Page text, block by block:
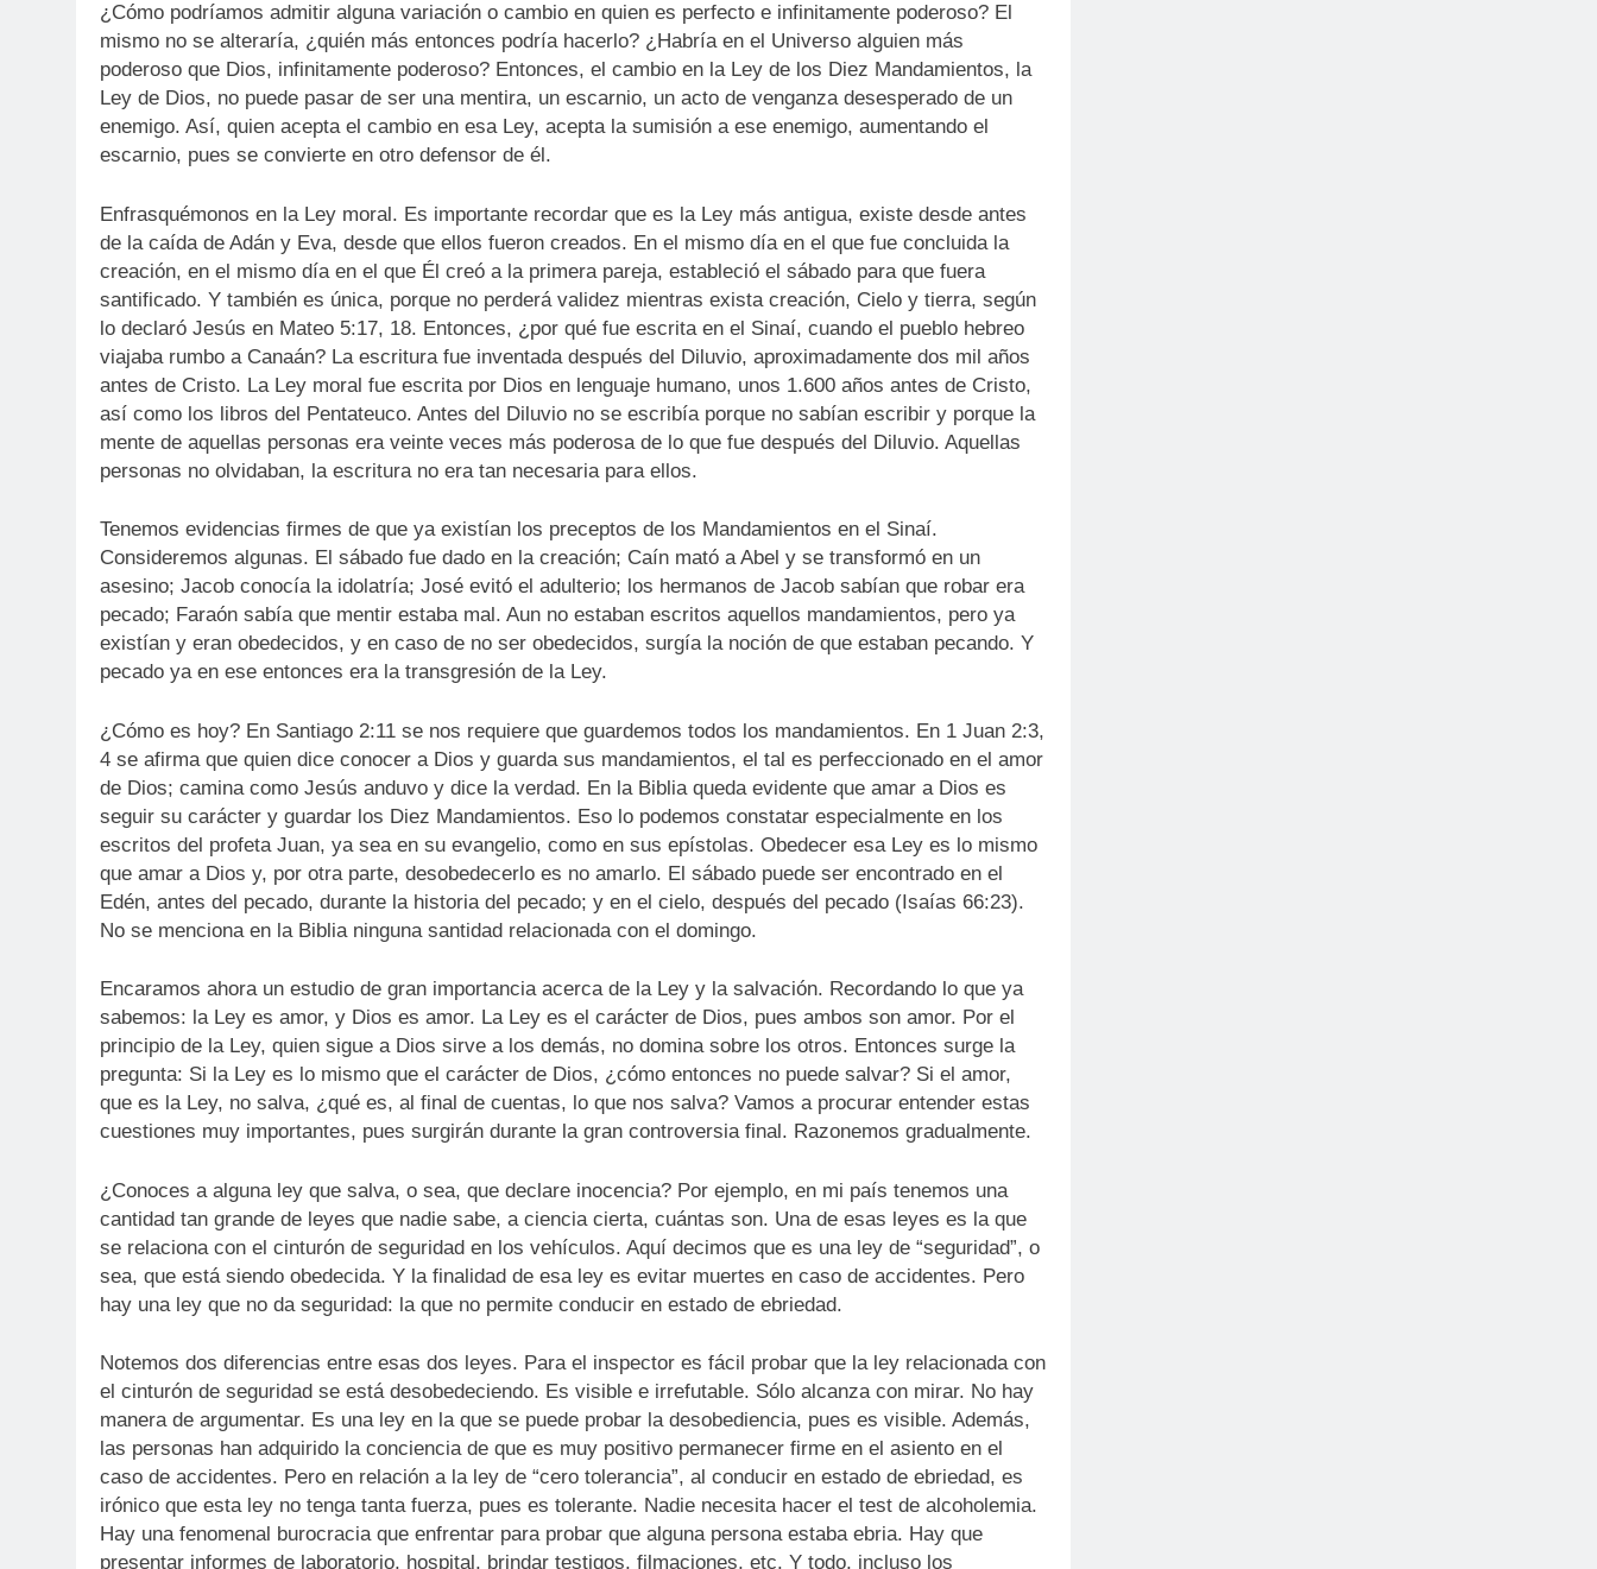
¿Cómo podríamos admitir alguna variación o cambio en quien es perfecto e infinitamente poderoso? El
mismo no se alteraría, ¿quién más entonces podría hacerlo? ¿Habría en el Universo alguien más
poderoso que Dios, infinitamente poderoso? Entonces, el cambio en la Ley de los Diez Mandamientos, la
Ley de Dios, no puede pasar de ser una mentira, un escarnio, un acto de venganza desesperado de un
enemigo. Así, quien acepta el cambio en esa Ley, acepta la sumisión a ese enemigo, aumentando el
escarnio, pues se convierte en otro defensor de él.
Enfrasquémonos en la Ley moral. Es importante recordar que es la Ley más antigua, existe desde antes
de la caída de Adán y Eva, desde que ellos fueron creados. En el mismo día en el que fue concluida la
creación, en el mismo día en el que Él creó a la primera pareja, estableció el sábado para que fuera
santificado. Y también es única, porque no perderá validez mientras exista creación, Cielo y tierra, según
lo declaró Jesús en Mateo 5:17, 18. Entonces, ¿por qué fue escrita en el Sinaí, cuando el pueblo hebreo
viajaba rumbo a Canaán? La escritura fue inventada después del Diluvio, aproximadamente dos mil años
antes de Cristo. La Ley moral fue escrita por Dios en lenguaje humano, unos 1.600 años antes de Cristo,
así como los libros del Pentateuco. Antes del Diluvio no se escribía porque no sabían escribir y porque la
mente de aquellas personas era veinte veces más poderosa de lo que fue después del Diluvio. Aquellas
personas no olvidaban, la escritura no era tan necesaria para ellos.
Tenemos evidencias firmes de que ya existían los preceptos de los Mandamientos en el Sinaí.
Consideremos algunas. El sábado fue dado en la creación; Caín mató a Abel y se transformó en un
asesino; Jacob conocía la idolatría; José evitó el adulterio; los hermanos de Jacob sabían que robar era
pecado; Faraón sabía que mentir estaba mal. Aun no estaban escritos aquellos mandamientos, pero ya
existían y eran obedecidos, y en caso de no ser obedecidos, surgía la noción de que estaban pecando. Y
pecado ya en ese entonces era la transgresión de la Ley.
¿Cómo es hoy? En Santiago 2:11 se nos requiere que guardemos todos los mandamientos. En 1 Juan 2:3,
4 se afirma que quien dice conocer a Dios y guarda sus mandamientos, el tal es perfeccionado en el amor
de Dios; camina como Jesús anduvo y dice la verdad. En la Biblia queda evidente que amar a Dios es
seguir su carácter y guardar los Diez Mandamientos. Eso lo podemos constatar especialmente en los
escritos del profeta Juan, ya sea en su evangelio, como en sus epístolas. Obedecer esa Ley es lo mismo
que amar a Dios y, por otra parte, desobedecerlo es no amarlo. El sábado puede ser encontrado en el
Edén, antes del pecado, durante la historia del pecado; y en el cielo, después del pecado (Isaías 66:23).
No se menciona en la Biblia ninguna santidad relacionada con el domingo.
Encaramos ahora un estudio de gran importancia acerca de la Ley y la salvación. Recordando lo que ya
sabemos: la Ley es amor, y Dios es amor. La Ley es el carácter de Dios, pues ambos son amor. Por el
principio de la Ley, quien sigue a Dios sirve a los demás, no domina sobre los otros. Entonces surge la
pregunta: Si la Ley es lo mismo que el carácter de Dios, ¿cómo entonces no puede salvar? Si el amor,
que es la Ley, no salva, ¿qué es, al final de cuentas, lo que nos salva? Vamos a procurar entender estas
cuestiones muy importantes, pues surgirán durante la gran controversia final. Razonemos gradualmente.
¿Conoces a alguna ley que salva, o sea, que declare inocencia? Por ejemplo, en mi país tenemos una
cantidad tan grande de leyes que nadie sabe, a ciencia cierta, cuántas son. Una de esas leyes es la que
se relaciona con el cinturón de seguridad en los vehículos. Aquí decimos que es una ley de “seguridad”, o
sea, que está siendo obedecida. Y la finalidad de esa ley es evitar muertes en caso de accidentes. Pero
hay una ley que no da seguridad: la que no permite conducir en estado de ebriedad.
Notemos dos diferencias entre esas dos leyes. Para el inspector es fácil probar que la ley relacionada con
el cinturón de seguridad se está desobedeciendo. Es visible e irrefutable. Sólo alcanza con mirar. No hay
manera de argumentar. Es una ley en la que se puede probar la desobediencia, pues es visible. Además,
las personas han adquirido la conciencia de que es muy positivo permanecer firme en el asiento en el
caso de accidentes. Pero en relación a la ley de “cero tolerancia”, al conducir en estado de ebriedad, es
irónico que esta ley no tenga tanta fuerza, pues es tolerante. Nadie necesita hacer el test de alcoholemia.
Hay una fenomenal burocracia que enfrentar para probar que alguna persona estaba ebria. Hay que
presentar informes de laboratorio, hospital, brindar testigos, filmaciones, etc. Y todo, incluso los